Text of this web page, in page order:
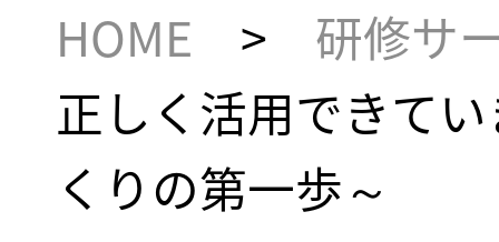
HOME > 研修サ
正しく活用できて
くりの第一歩～